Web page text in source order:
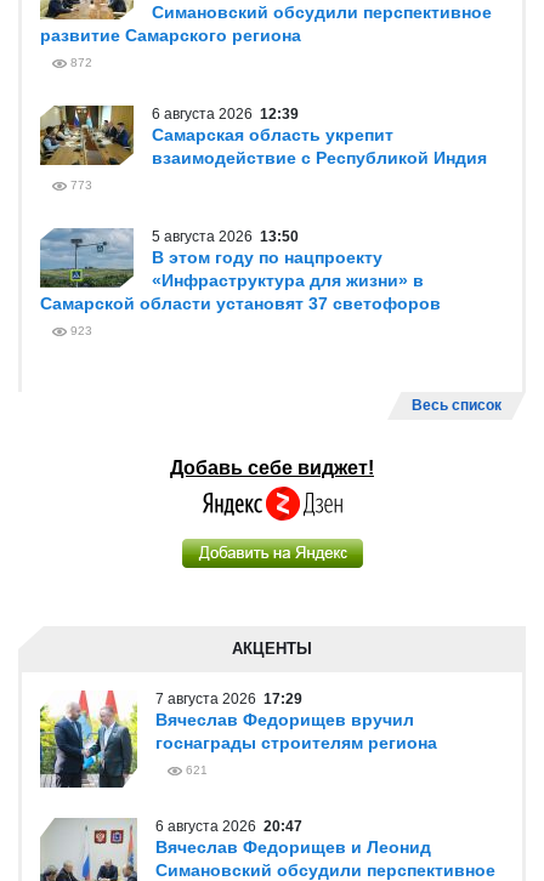
Симановский обсудили перспективное
развитие Самарского региона
872
6 августа 2026 12:39
Самарская область укрепит
взаимодействие с Республикой Индия
773
5 августа 2026 13:50
В этом году по нацпроекту
«Инфраструктура для жизни» в
Самарской области установят 37 светофоров
923
Весь список
Добавь себе виджет!
АКЦЕНТЫ
7 августа 2026 17:29
Вячеслав Федорищев вручил
госнаграды строителям региона
621
6 августа 2026 20:47
Вячеслав Федорищев и Леонид
Симановский обсудили перспективное